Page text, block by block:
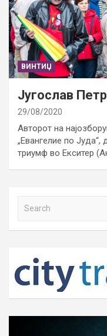
ВИНТИЏ
Југослав
29/08/2020
Авторот на
„Евангелие по
триумф во Екситер
h